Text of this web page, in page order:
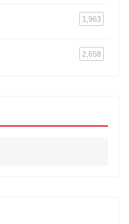
1,963
2,658